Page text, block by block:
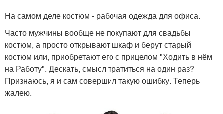
На самом деле костюм - рабочая одежда для офиса.
Часто мужчины вообще не покупают для свадьбы
костюм, а просто открывают шкаф и берут старый
костюм или, приобретают его с прицелом "Ходить в нём
на Работу". Дескать, смысл тратиться на один раз?
Признаюсь, я и сам совершил такую ошибку. Теперь
жалею.